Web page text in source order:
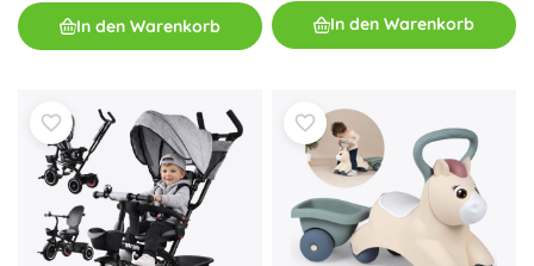
In den Warenkorb In den Warenkorb